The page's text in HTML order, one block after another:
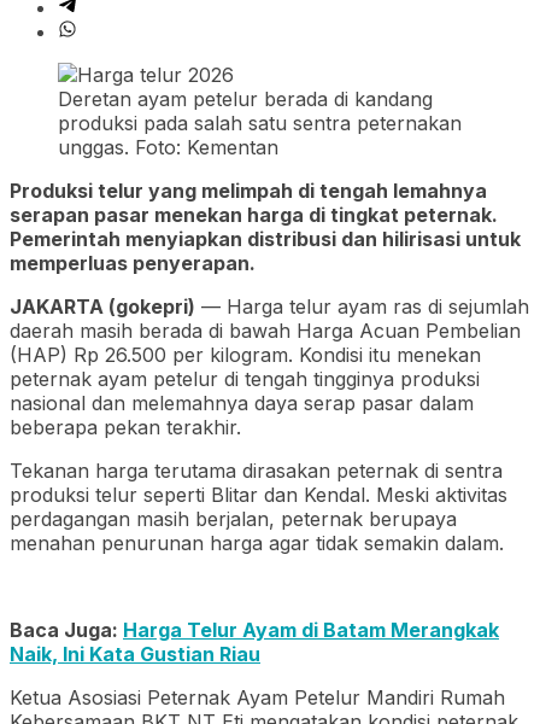
Deretan ayam petelur berada di kandang
produksi pada salah satu sentra peternakan
unggas. Foto: Kementan
Produksi telur yang melimpah di tengah lemahnya
serapan pasar menekan harga di tingkat peternak.
Pemerintah menyiapkan distribusi dan hilirisasi untuk
memperluas penyerapan.
JAKARTA (gokepri) — Harga telur ayam ras di sejumlah
daerah masih berada di bawah Harga Acuan Pembelian
(HAP) Rp 26.500 per kilogram. Kondisi itu menekan
peternak ayam petelur di tengah tingginya produksi
nasional dan melemahnya daya serap pasar dalam
beberapa pekan terakhir.
Tekanan harga terutama dirasakan peternak di sentra
produksi telur seperti Blitar dan Kendal. Meski aktivitas
perdagangan masih berjalan, peternak berupaya
menahan penurunan harga agar tidak semakin dalam.
Baca Juga: Harga Telur Ayam di Batam Merangkak
Naik, Ini Kata Gustian Riau
Ketua Asosiasi Peternak Ayam Petelur Mandiri Rumah